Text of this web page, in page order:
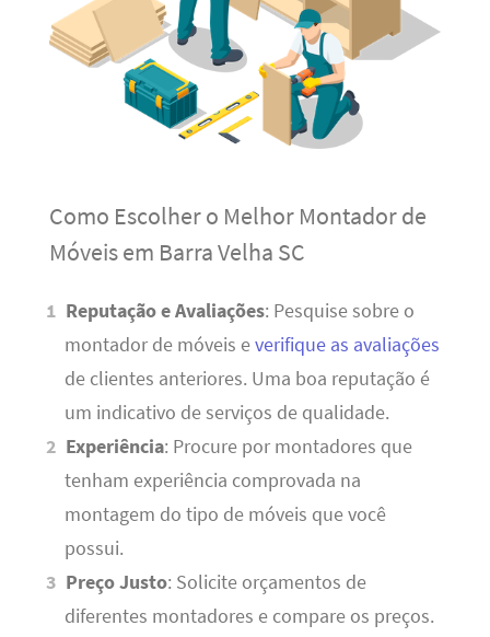
Como Escolher o Melhor Montador de
Móveis em Barra Velha SC
Reputação e Avaliações: Pesquise sobre o
montador de móveis everifique as avaliações
de clientes anteriores. Uma boa reputação é
um indicativo de serviços de qualidade.
Experiência: Procure por montadores que
tenham experiência comprovada na
montagem do tipo de móveis que você
possui.
Preço Justo: Solicite orçamentos de
diferentes montadores e compare os preços.